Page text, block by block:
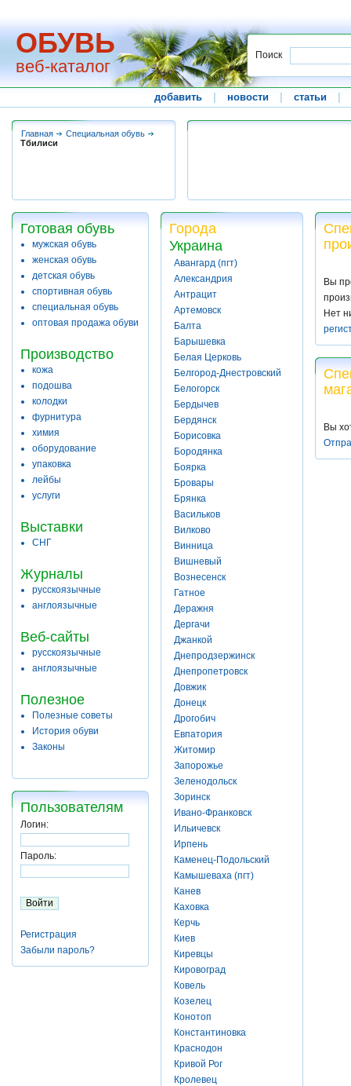
ОБУВЬ
веб-каталог
Поиск
добавить новости статьи
Главная
Специальная обувь
Тбилиси
Готовая обувь
мужская обувь
женская обувь
детская обувь
спортивная обувь
специальная обувь
оптовая продажа обуви
Производство
кожа
подошва
колодки
фурнитура
химия
оборудование
упаковка
лейбы
услуги
Выставки
СНГ
Журналы
русскоязычные
англоязычные
Веб-сайты
русскоязычные
англоязычные
Полезное
Полезные советы
История обуви
Законы
Пользователям
Логин:
Пароль:
Регистрация
Забыли пароль?
Города
Украина
Авангард (пгт)
Александрия
Антрацит
Артемовск
Балта
Барышевка
Белая Церковь
Белгород-Днестровский
Белогорск
Бердычев
Бердянск
Борисовка
Бородянка
Боярка
Бровары
Брянка
Васильков
Вилково
Винница
Вишневый
Вознесенск
Гатное
Деражня
Дергачи
Джанкой
Днепродзержинск
Днепропетровск
Довжик
Донецк
Дрогобич
Евпатория
Житомир
Запорожье
Зеленодольск
Зоринск
Ивано-Франковск
Ильичевск
Ирпень
Каменец-Подольский
Камышеваха (пгт)
Канев
Каховка
Керчь
Киев
Киревцы
Кировоград
Ковель
Козелец
Конотоп
Константиновка
Краснодон
Кривой Рог
Кролевец
Вы
Нет
Вы